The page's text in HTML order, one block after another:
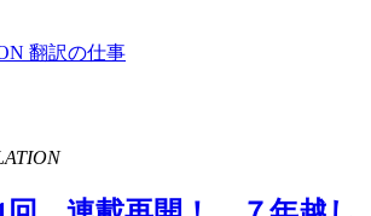
翻訳の仕事